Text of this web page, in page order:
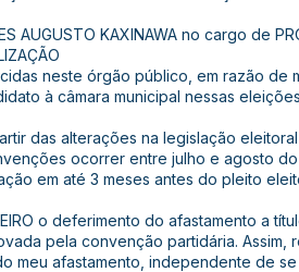
AUGUSTO KAXINAWA no cargo de
neste órgão público, em razão de
à câmara municipal nessas
das alterações na legislação
ocorrer entre julho e agosto
em até 3 meses antes do pleito
o deferimento do afastamento a
pela convenção partidária.
meu afastamento, independente de